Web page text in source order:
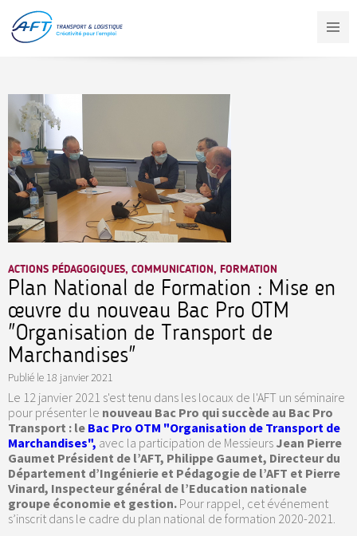
contenu
principal
ACTIONS PÉDAGOGIQUES, COMMUNICATION, FORMATION
Plan National de Formation : Mise en
œuvre du nouveau Bac Pro OTM
"Organisation de Transport de
Marchandises"
Publié le 18 janvier 2021
Le 12 janvier 2021 s'est tenu dans les locaux de l'AFT un séminaire
pour présenter le nouveau Bac Pro qui succède au Bac Pro
Transport : le Bac Pro OTM "Organisation de Transport de
Marchandises", avec la participation de Messieurs Jean Pierre
Gaumet Président de l’AFT, Philippe Gaumet, Directeur du
Département d’Ingénierie et Pédagogie de l’AFT et Pierre
Vinard, Inspecteur général de l’Education nationale
groupe économie et gestion. Pour rappel, cet événement
s’inscrit dans le cadre du plan national de formation 2020-2021.